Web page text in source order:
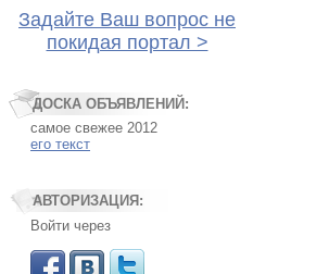
Задайте Ваш вопрос не
покидая портал >
ДОСКА ОБЪЯВЛЕНИЙ:
самое свежее 2012
его текст
АВТОРИЗАЦИЯ:
Войти через